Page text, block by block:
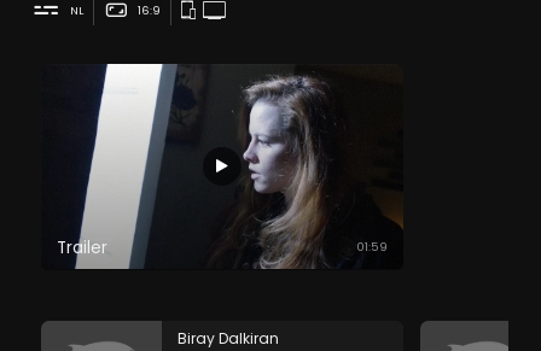
NL 16:9
Trailer 01:59
Biray Dalkiran